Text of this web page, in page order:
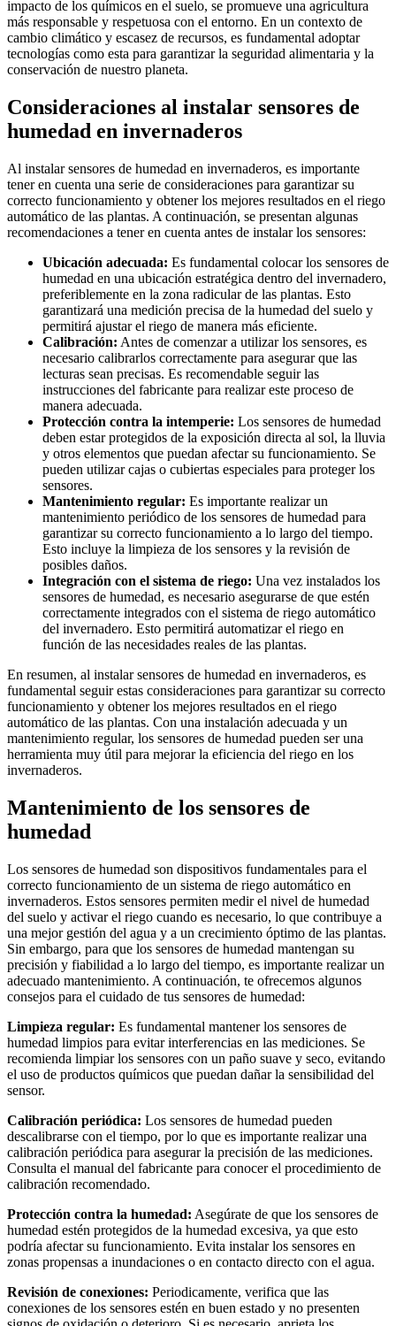
impacto de los químicos en el suelo, se promueve una agricultura
más responsable y respetuosa con el entorno. En un contexto de
cambio climático y escasez de recursos, es fundamental adoptar
tecnologías como esta para garantizar la seguridad alimentaria y la
conservación de nuestro planeta.
Consideraciones al instalar sensores de
humedad en invernaderos
Al instalar sensores de humedad en invernaderos, es importante
tener en cuenta una serie de consideraciones para garantizar su
correcto funcionamiento y obtener los mejores resultados en el riego
automático de las plantas. A continuación, se presentan algunas
recomendaciones a tener en cuenta antes de instalar los sensores:
Ubicación adecuada: Es fundamental colocar los sensores de
humedad en una ubicación estratégica dentro del invernadero,
preferiblemente en la zona radicular de las plantas. Esto
garantizará una medición precisa de la humedad del suelo y
permitirá ajustar el riego de manera más eficiente.
Calibración: Antes de comenzar a utilizar los sensores, es
necesario calibrarlos correctamente para asegurar que las
lecturas sean precisas. Es recomendable seguir las
instrucciones del fabricante para realizar este proceso de
manera adecuada.
Protección contra la intemperie: Los sensores de humedad
deben estar protegidos de la exposición directa al sol, la lluvia
y otros elementos que puedan afectar su funcionamiento. Se
pueden utilizar cajas o cubiertas especiales para proteger los
sensores.
Mantenimiento regular: Es importante realizar un
mantenimiento periódico de los sensores de humedad para
garantizar su correcto funcionamiento a lo largo del tiempo.
Esto incluye la limpieza de los sensores y la revisión de
posibles daños.
Integración con el sistema de riego: Una vez instalados los
sensores de humedad, es necesario asegurarse de que estén
correctamente integrados con el sistema de riego automático
del invernadero. Esto permitirá automatizar el riego en
función de las necesidades reales de las plantas.
En resumen, al instalar sensores de humedad en invernaderos, es
fundamental seguir estas consideraciones para garantizar su correcto
funcionamiento y obtener los mejores resultados en el riego
automático de las plantas. Con una instalación adecuada y un
mantenimiento regular, los sensores de humedad pueden ser una
herramienta muy útil para mejorar la eficiencia del riego en los
invernaderos.
Mantenimiento de los sensores de
humedad
Los sensores de humedad son dispositivos fundamentales para el
correcto funcionamiento de un sistema de riego automático en
invernaderos. Estos sensores permiten medir el nivel de humedad
del suelo y activar el riego cuando es necesario, lo que contribuye a
una mejor gestión del agua y a un crecimiento óptimo de las plantas.
Sin embargo, para que los sensores de humedad mantengan su
precisión y fiabilidad a lo largo del tiempo, es importante realizar un
adecuado mantenimiento. A continuación, te ofrecemos algunos
consejos para el cuidado de tus sensores de humedad:
Limpieza regular: Es fundamental mantener los sensores de
humedad limpios para evitar interferencias en las mediciones. Se
recomienda limpiar los sensores con un paño suave y seco, evitando
el uso de productos químicos que puedan dañar la sensibilidad del
sensor.
Calibración periódica: Los sensores de humedad pueden
descalibrarse con el tiempo, por lo que es importante realizar una
calibración periódica para asegurar la precisión de las mediciones.
Consulta el manual del fabricante para conocer el procedimiento de
calibración recomendado.
Protección contra la humedad: Asegúrate de que los sensores de
humedad estén protegidos de la humedad excesiva, ya que esto
podría afectar su funcionamiento. Evita instalar los sensores en
zonas propensas a inundaciones o en contacto directo con el agua.
Revisión de conexiones: Periodicamente, verifica que las
conexiones de los sensores estén en buen estado y no presenten